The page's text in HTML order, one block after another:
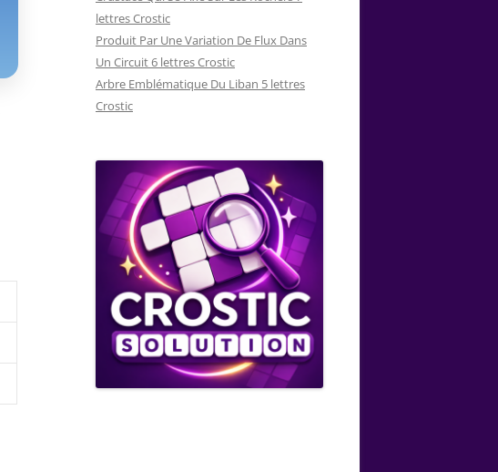
lettres Crostic
Produit Par Une Variation De Flux Dans
Un Circuit 6 lettres Crostic
Arbre Emblématique Du Liban 5 lettres
Crostic